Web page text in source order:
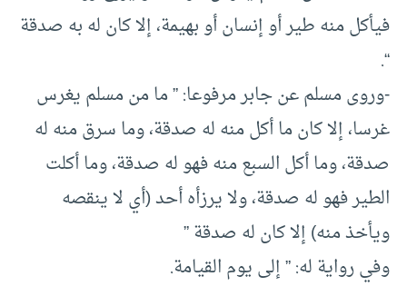
فيأكل منه طير أو إنسان أو بهيمة، إلا كان له به صدقة
“.
-وروى مسلم عن جابر مرفوعا: ” ما من مسلم يغرس
غرسا، إلا كان ما أكل منه له صدقة، وما سرق منه له
صدقة، وما أكل السبع منه فهو له صدقة، وما أكلت
الطير فهو له صدقة، ولا يرزأه أحد (أي لا ينقصه
ويأخذ منه) إلا كان له صدقة ”
وفي رواية له: ” إلى يوم القيامة.